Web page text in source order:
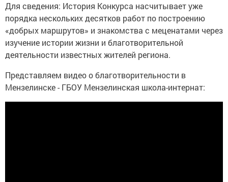
Для сведения: История Конкурса насчитывает уже
порядка нескольких десятков работ по построению
«добрых маршрутов» и знакомства с меценатами через
изучение истории жизни и благотворительной
деятельности известных жителей региона.
Представляем видео о благотворительности в
Мензелинске - ГБОУ Мензелинская школа-интернат: